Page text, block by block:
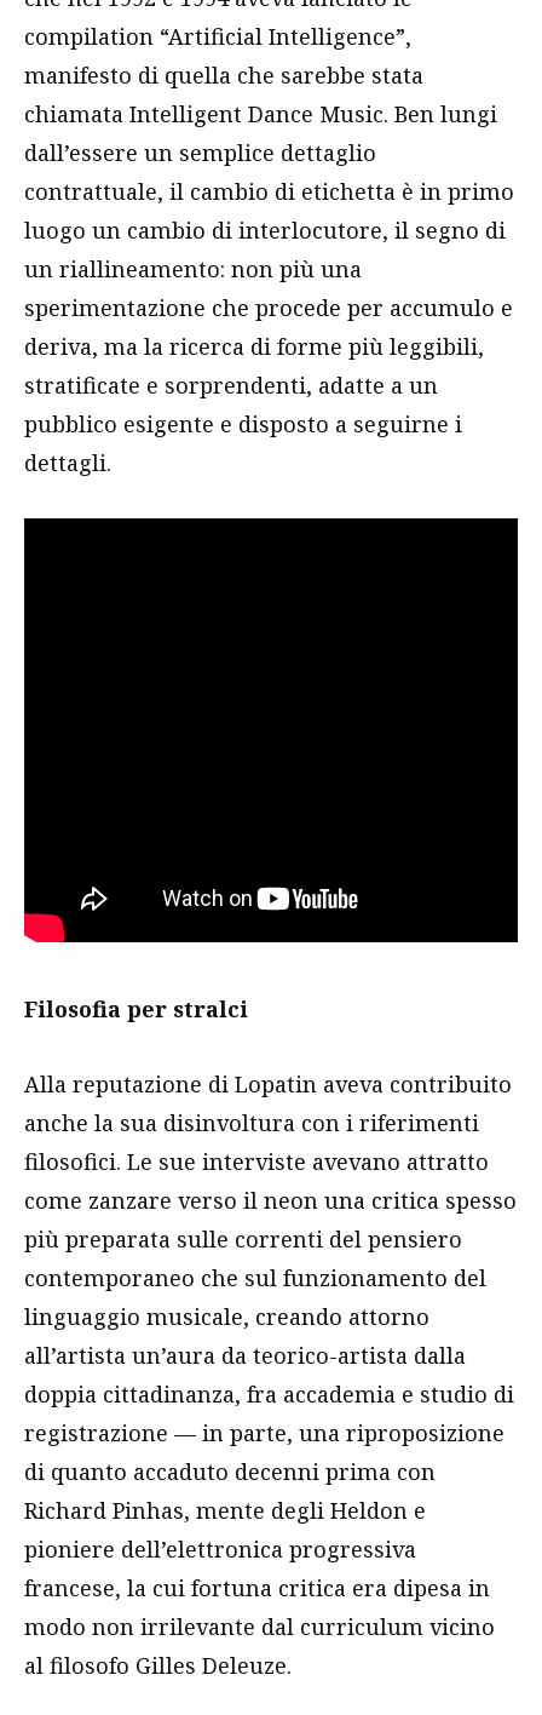
compilation “Artificial Intelligence”,
manifesto di quella che sarebbe stata
chiamata Intelligent Dance Music. Ben lungi
dall’essere un semplice dettaglio
contrattuale, il cambio di etichetta è in primo
luogo un cambio di interlocutore, il segno di
un riallineamento: non più una
sperimentazione che procede per accumulo e
deriva, ma la ricerca di forme più leggibili,
stratificate e sorprendenti, adatte a un
pubblico esigente e disposto a seguirne i
dettagli.
Filosofia per stralci
Alla reputazione di Lopatin aveva contribuito
anche la sua disinvoltura con i riferimenti
filosofici. Le sue interviste avevano attratto
come zanzare verso il neon una critica spesso
più preparata sulle correnti del pensiero
contemporaneo che sul funzionamento del
linguaggio musicale, creando attorno
all’artista un’aura da teorico-artista dalla
doppia cittadinanza, fra accademia e studio di
registrazione — in parte, una riproposizione
di quanto accaduto decenni prima con
Richard Pinhas, mente degli Heldon e
pioniere dell’elettronica progressiva
francese, la cui fortuna critica era dipesa in
modo non irrilevante dal curriculum vicino
al filosofo Gilles Deleuze.